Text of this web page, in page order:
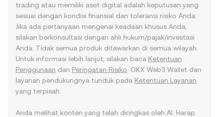
trading atau memiliki aset digital adalah keputusan yang
sesuai dengan kondisi finansial dan toleransi risiko Anda.
Jika ada pertanyaan mengenai keadaan khusus Anda,
silakan berkonsultasi dengan ahli hukum/pajak/investasi
Anda. Tidak semua produk ditawarkan di semua wilayah.
Untuk informasi lebih lanjut, silakan baca Ketentuan
Penggunaan dan Peringatan Risiko . OKX Web3 Wallet dan
layanan pendukungnya tunduk pada Ketentuan Layanan
yang terpisah.
Anda melihat konten yang telah diringkas oleh AI. Harap